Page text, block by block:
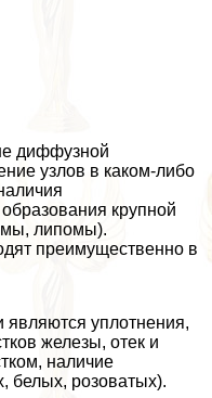
диффузной
узлов в каком-либо
крупной
липомы).
преимущественно в
являются уплотнения,
железы, отек и
наличие
белых, розоватых).